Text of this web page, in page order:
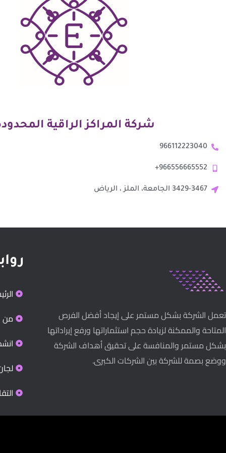
شركة المراكز الراقية
966112223040
966556665552+
3429-3467 الجامعة، الملز ، الرياض
تعمل الشركة بشكل مستمر على إيجاد أفضل الفرص
المتاحة والممكنة لزيادة حجم استثماراتها ورفع إيراداتها
بشكل مستمر والمنافسة على تحقيق أهداف الشركة
ووضع بصمة للشركة بين الشركات الكبرى.
من